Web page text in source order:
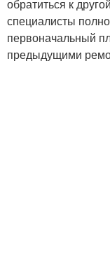
обратиться к
специалисты
первоначальный
предыдущими